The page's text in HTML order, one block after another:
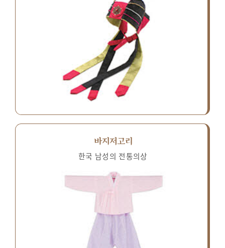
바지저고리
한국 남성의 전통의상